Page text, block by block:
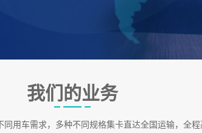
我们的业务
用车需求，多种不同规格集卡直达全国运输，全程